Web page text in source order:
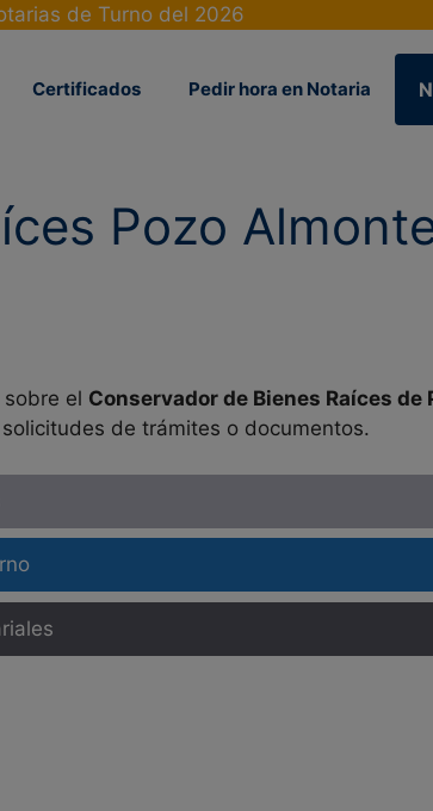
de Turno del 2026
Certificados Pedir hora en Notaria
Pozo
el Conservador de Bienes Raíces de
de trámites o documentos.